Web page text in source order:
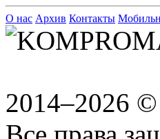
О нас Архив Контакты
2014–2026